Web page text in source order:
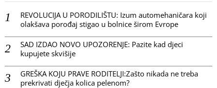
REVOLUCIJA U PORODILIŠTU: Izum automehaničara koji
olakšava porođaj stigao u bolnice širom Evrope
SAD IZDAO NOVO UPOZORENJE: Pazite kad djeci
kupujete skvišije
GREŠKA KOJU PRAVE RODITELJI:Zašto nikada ne treba
prekrivati dječja kolica pelenom?